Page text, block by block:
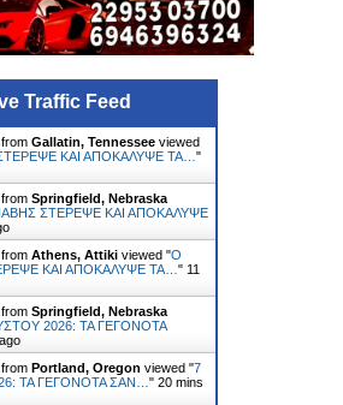
Traffic Feed
Gallatin, Tennessee viewed
ΚΑΙ ΑΠΟΚΑΛΥΨΕ ΤΑ… "
Springfield, Nebraska
ΣΤΕΡΕΨΕ ΚΑΙ ΑΠΟΚΑΛΥΨΕ
Athens, Attiki viewed "Ο
ΚΑΙ ΑΠΟΚΑΛΥΨΕ ΤΑ… " 11
Springfield, Nebraska
2026: ΤΑ ΓΕΓΟΝΟΤΑ
Portland, Oregon viewed "7
ΤΑ ΓΕΓΟΝΟΤΑ ΣΑΝ… " 20 mins